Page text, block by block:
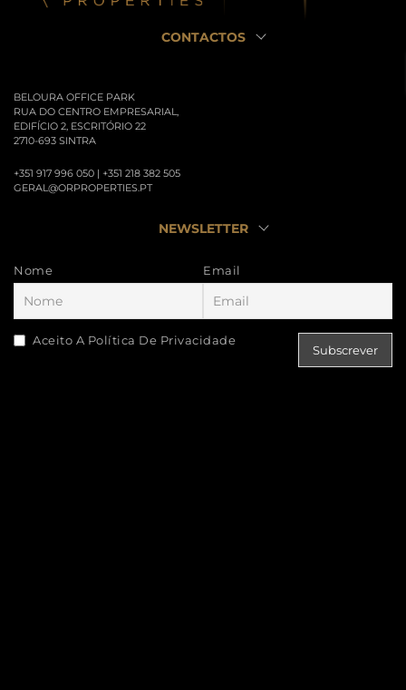
CONTACTOS
BELOURA OFFICE PARK
RUA DO CENTRO EMPRESARIAL,
EDIFÍCIO 2, ESCRITÓRIO 22
2710-693 SINTRA
+351 917 996 050 | +351 218 382 505
GERAL@ORPROPERTIES.PT
NEWSLETTER
Nome Email
Aceito A Política De Privacidade